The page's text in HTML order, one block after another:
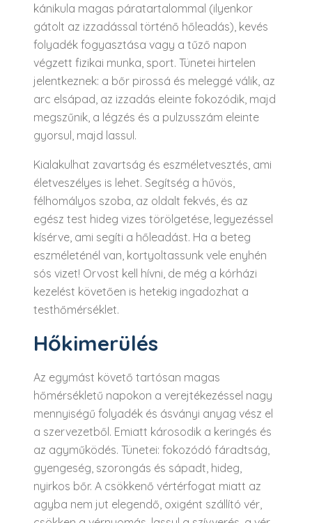
kánikula magas páratartalommal (ilyenkor
gátolt az izzadással történő hőleadás), kevés
folyadék fogyasztása vagy a tűző napon
végzett fizikai munka, sport. Tünetei hirtelen
jelentkeznek: a bőr pirossá és meleggé válik, az
arc elsápad, az izzadás eleinte fokozódik, majd
megszűnik, a légzés és a pulzusszám eleinte
gyorsul, majd lassul.
Kialakulhat zavartság és eszméletvesztés, ami
életveszélyes is lehet. Segítség a hűvös,
félhomályos szoba, az oldalt fekvés, és az
egész test hideg vizes törölgetése, legyezéssel
kísérve, ami segíti a hőleadást. Ha a beteg
eszméleténél van, kortyoltassunk vele enyhén
sós vizet! Orvost kell hívni, de még a kórházi
kezelést követően is hetekig ingadozhat a
testhőmérséklet.
Hőkimerülés
Az egymást követő tartósan magas
hőmérsékletű napokon a verejtékezéssel nagy
mennyiségű folyadék és ásványi anyag vész el
a szervezetből. Emiatt károsodik a keringés és
az agyműködés. Tünetei: fokozódó fáradtság,
gyengeség, szorongás és sápadt, hideg,
nyirkos bőr. A csökkenő vértérfogat miatt az
agyba nem jut elegendő, oxigént szállító vér,